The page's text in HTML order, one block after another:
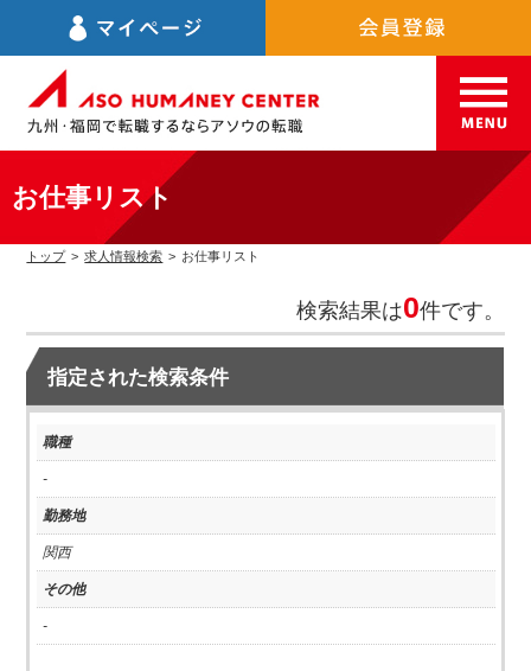
お仕事リスト
トップ > 求人情報検索 > お仕事リスト
検索結果は0件です。
指定された検索条件
職種
-
勤務地
関西
その他
-